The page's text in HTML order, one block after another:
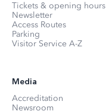
Tickets & opening hours
Newsletter
Access Routes
Parking
Visitor Service A-Z
Media
Accreditation
Newsroom